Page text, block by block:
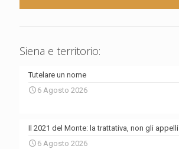
Siena e territorio:
Tutelare un nome
6 Agosto 2026
Il 2021 del Monte: la trattativa, non gli appelli
6 Agosto 2026